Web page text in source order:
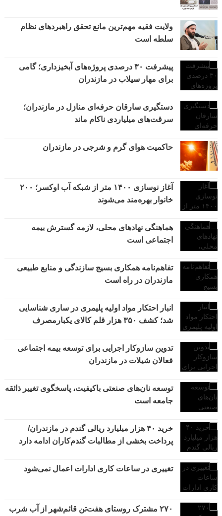
ولایت فقیه مهم‌ترین مانع تحقق راهبردهای نظام
سلطه است
پیشرفت ۳۰ درصدی پروژه‌های آبخیزداری؛ گامی
برای مهار سیلاب در مازندران
دستگیری سارقان حرفه‌ای منازل در مازندران؛
سرقت‌های میلیاردی ناکام ماند
حاکمیت هوای گرم و شرجی در مازندران
آغاز نوسازی ۱۴۰۰ متر از شبکه آب اوکسر؛ ۲۰۰
خانوار بهره‌مند می‌شوند
هماهنگی نهادهای محلی، لازمه گسترش بیمه
اجتماعی است
تفاهم‌نامه همکاری بسیج سازندگی و منابع طبیعی
مازندران در راه است
انبار احتکار مواد اولیه پلیمری در ساری شناسایی
شد؛ کشف ۳۵۰ هزار قلم کالای یکبارمصرف
تدوین سازوکار اجرایی برای توسعه بیمه اجتماعی
فعالان شیلات در مازندران
توسعه نان‌های صنعتی باکیفیت، پاسخگوی تغییر ذائقه
جامعه است
خرید ۴۰ هزار میلیارد ریالی گندم در مازندران/
پرداخت بخشی از مطالبات گندم‌کاران ادامه دارد
تغییری در ساعات کاری ادارات اعمال نمی‌شود
۲۷۰ مشترک روستای هفت‌تن قائم‌شهر از آب شرب